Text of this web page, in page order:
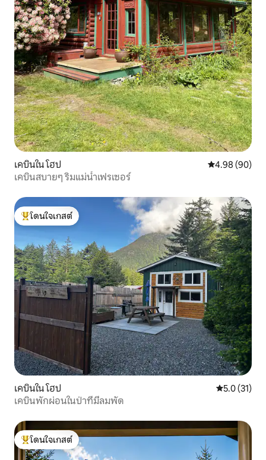
เคบินใน โฮป คะแนนเฉลี่ย
4.98 (90)
เคบินสบายๆ ริมแม่น้ำเฟรเซอร์
โดนใจเกสต์ที่สุด
โดนใจเกสต์
เคบินใน โฮป คะแนนเฉลี่ย
5.0 (31)
เคบินพักผ่อนในป่าที่มีลมพัด
โดนใจเกสต์ที่สุด
โดนใจเกสต์